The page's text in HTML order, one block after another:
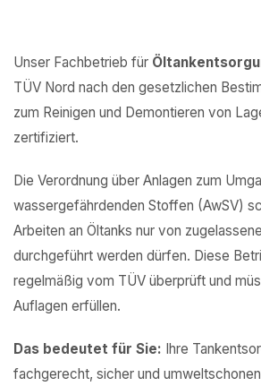
Unser Fachbetrieb für
TÜV Nord nach den gesetzlichen
zum Reinigen und Demontieren von
zertifiziert.
Die Verordnung über Anlagen zum
wassergefährdenden Stoffen (AwSV)
Arbeiten an Öltanks nur von
durchgeführt werden dürfen. Diese
regelmäßig vom TÜV überprüft und
Auflagen erfüllen.
Das bedeutet für Sie: Ihre
fachgerecht, sicher und